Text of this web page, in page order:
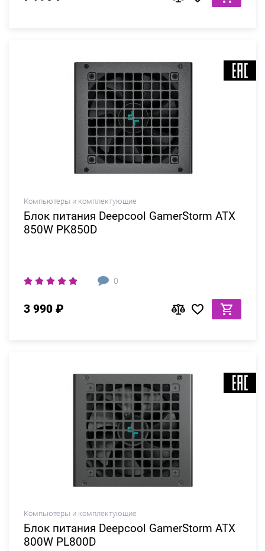
Компьютеры и комплектующие
Блок питания Deepcool GamerStorm ATX
850W PK850D
0
3 990 ₽
Компьютеры и комплектующие
Блок питания Deepcool GamerStorm ATX
800W PL800D